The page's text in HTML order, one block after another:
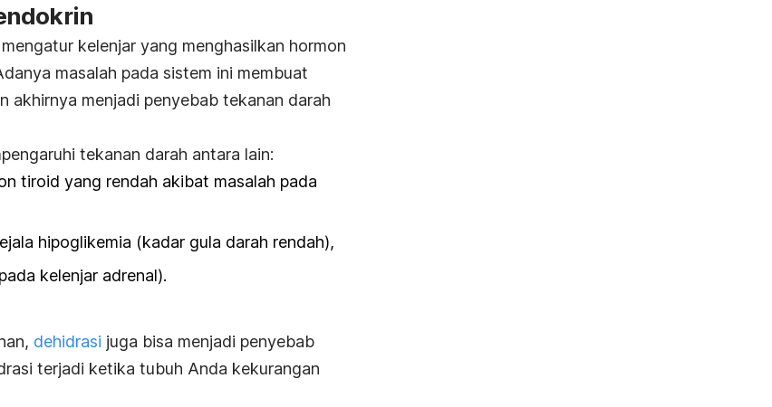
kelenjar yang menghasilkan hormon
masalah pada sistem ini membuat
akhirnya menjadi penyebab tekanan darah
tekanan darah antara lain:
tiroid yang rendah akibat masalah pada
hipoglikemia (kadar gula darah rendah),
kelenjar adrenal).
dehidrasi juga bisa menjadi penyebab
terjadi ketika tubuh Anda kekurangan